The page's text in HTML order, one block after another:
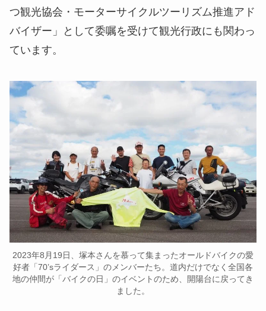
つ観光協会・モーターサイクルツーリズム推進アド
バイザー」として委嘱を受けて観光行政にも関わっ
ています。
2023年8月19日、塚本さんを慕って集まったオールドバイクの愛
好者「70’sライダース」のメンバーたち。道内だけでなく全国各
地の仲間が「バイクの日」のイベントのため、開陽台に戻ってき
ました。